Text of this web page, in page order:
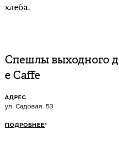
хлеба.
Спешлы выходного
e Caffe
АДРЕС
ул. Садовая, 53
ПОДРОБНЕЕ*